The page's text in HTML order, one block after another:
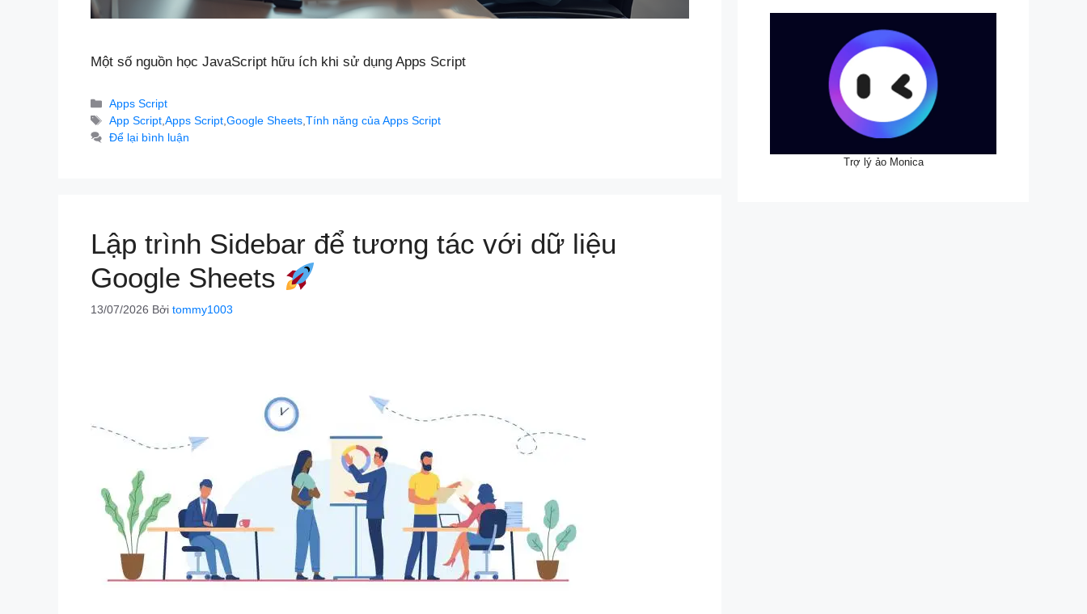
Một số nguồn học JavaScript hữu ích khi sử dụng Apps Script
Danh
mục
Apps Script
Thẻ
App Script,Apps Script,Google Sheets,Tính năng của Apps Script
Để lại bình luận
Lập trình Sidebar để tương tác với dữ liệu
Google Sheets
13/07/2026 Bởi tommy1003
Trợ lý ảo Monica